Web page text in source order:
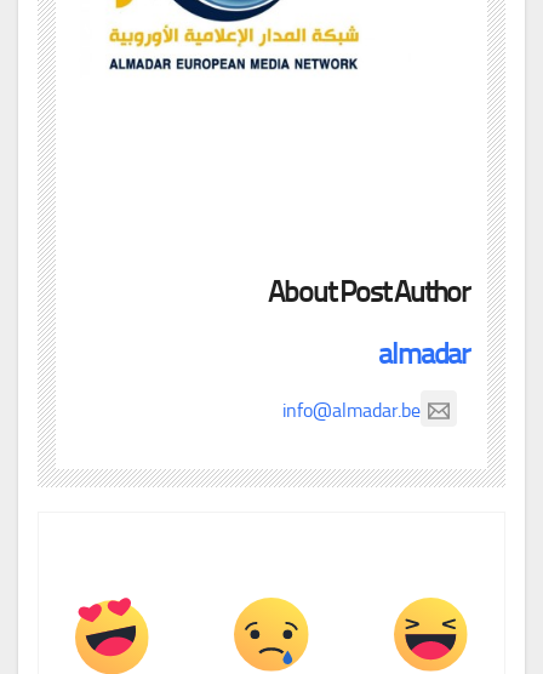
About Post Author
almadar
info@almadar.be